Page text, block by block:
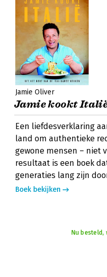
Jamie Oliver
Jamie kookt
Een liefdesverklaring
land om authentieke
gewone mensen – niet
resultaat is een boek
generaties lang zijn
Boek bekijken
Nu